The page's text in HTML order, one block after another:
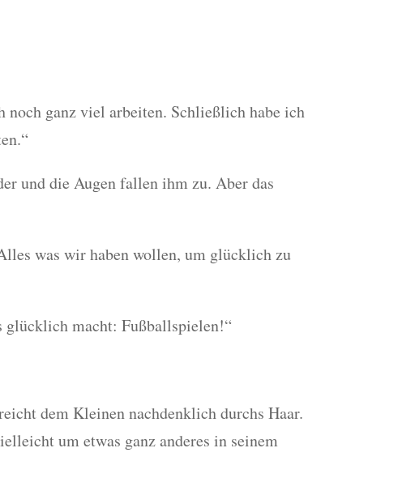
noch ganz viel arbeiten. Schließlich habe ich
und die Augen fallen ihm zu. Aber das
was wir haben wollen, um glücklich zu
glücklich macht: Fußballspielen!“
dem Kleinen nachdenklich durchs Haar.
um etwas ganz anderes in seinem